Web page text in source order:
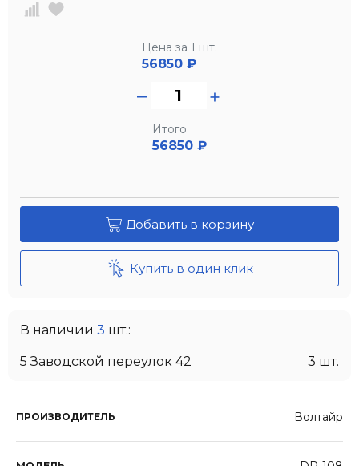
ПРОИЗВОДИТЕЛЬ Волтайр
Цена за 1 шт.
56850 ₽
Итого
56850 ₽
Добавить в корзину
Купить в один клик
В наличии 3 шт.:
5 Заводской переулок 42 3 шт.